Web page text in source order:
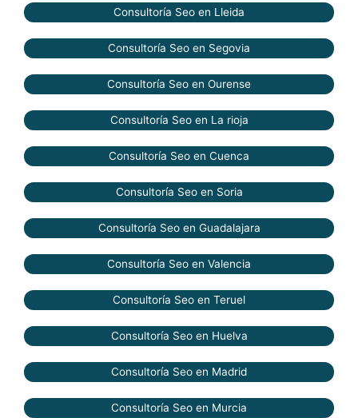
Consultoría Seo en Lleida
Consultoría Seo en Segovia
Consultoría Seo en Ourense
Consultoría Seo en La rioja
Consultoría Seo en Cuenca
Consultoría Seo en Soria
Consultoría Seo en Guadalajara
Consultoría Seo en Valencia
Consultoría Seo en Teruel
Consultoría Seo en Huelva
Consultoría Seo en Madrid
Consultoría Seo en Murcia